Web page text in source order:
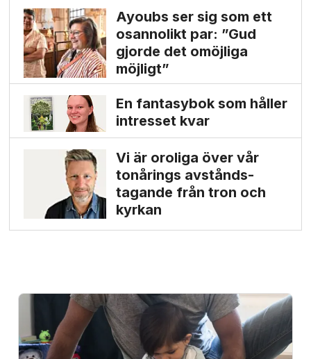
Ayoubs ser sig som ett
osannolikt par: ”Gud
gjorde det omöjliga
möjligt”
En fantasybok som håller
intresset kvar
Vi är oroliga över vår
tonårings avstånds­
tagande från tron och
kyrkan